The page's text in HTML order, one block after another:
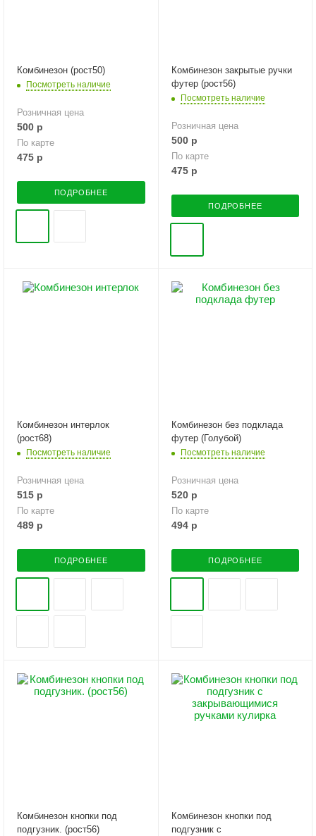
Комбинезон (рост50)
Посмотреть наличие
Розничная цена
500 р
По карте
475 р
ПОДРОБНЕЕ
Комбинезон закрытые ручки
футер (рост56)
Посмотреть наличие
Розничная цена
500р
По карте
475р
ПОДРОБНЕЕ
Комбинезон интерлок
(рост68)
Посмотреть наличие
Розничная цена
515 р
По карте
489 р
ПОДРОБНЕЕ
Комбинезон без подклада
футер (Голубой)
Посмотреть наличие
Розничная цена
520р
По карте
494р
ПОДРОБНЕЕ
Комбинезон кнопки под
подгузник. (рост56)
Комбинезон кнопки под
подгузник с